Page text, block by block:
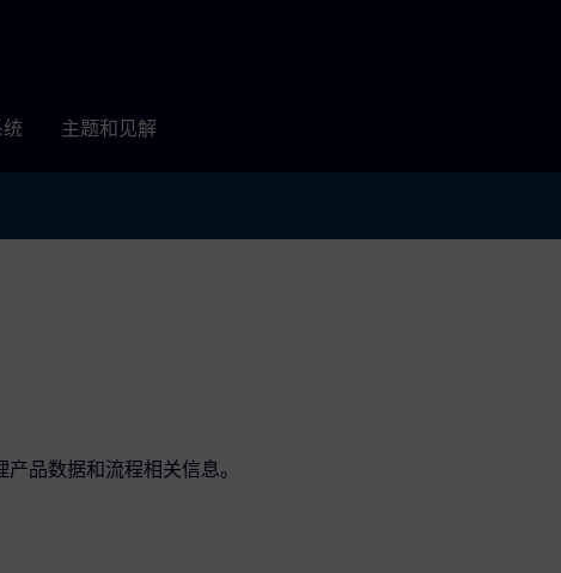
主题和见解
品数据和流程相关信息。